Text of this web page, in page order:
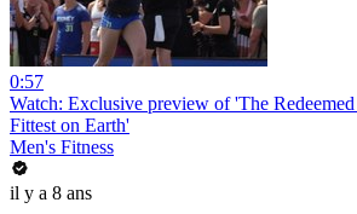
0:57
Watch: Exclusive preview of 'The
Fittest on Earth'
Men's Fitness
il y a 8 ans